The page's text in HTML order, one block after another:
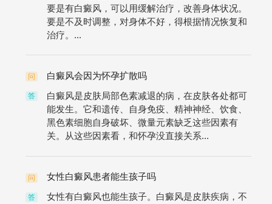
要是有白癜风，可以用缓解治疗，改善身体状况。
要是不及时调整，对身体不好，得根据情况恢复和
治疗。...
问 白癜风会因为怀孕扩散吗
答
白癜风是皮肤局部色素减退的病，在皮肤各处都可
能发生。它和遗传、自身免疫、精神神经、饮食、
黑色素细胞自身破坏、微量元素缺乏这些因素有
关。从这些因素看，和怀孕没直接关系...
问 女性白癜风患者能生孩子吗
答
女性有白癜风也能生孩子。白癜风是皮肤疾病，不